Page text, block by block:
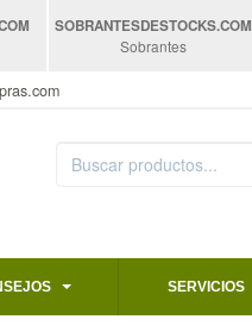
SOBRANTESDESTOCKS.COM
Sobrantes
SERVICIOS